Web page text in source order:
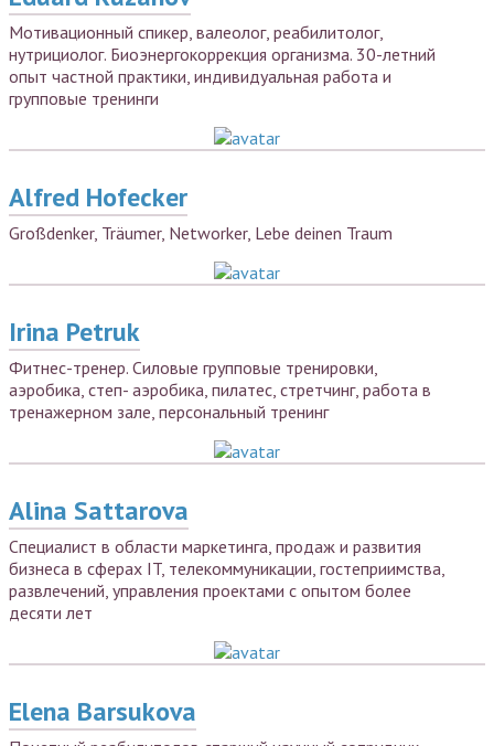
Мотивационный спикер, валеолог, реабилитолог,
нутрициолог. Биоэнергокоррекция организма. 30-летний
опыт частной практики, индивидуальная работа и
групповые тренинги
Alfred Hofecker
Großdenker, Träumer, Networker, Lebe deinen Traum
Irina Petruk
Фитнес-тренер. Силовые групповые тренировки,
аэробика, степ- аэробика, пилатес, стретчинг, работа в
тренажерном зале, персональный тренинг
Alina Sattarova
Специалист в области маркетинга, продаж и развития
бизнеса в сферах IT, телекоммуникации, гостеприимства,
развлечений, управления проектами с опытом более
десяти лет
Elena Barsukova